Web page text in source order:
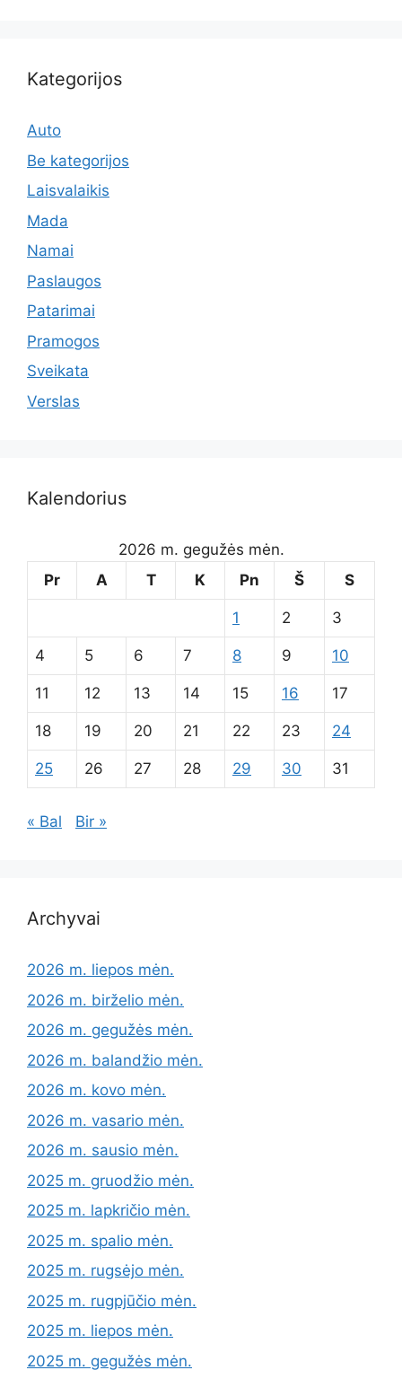
Kategorijos
Auto
Be kategorijos
Laisvalaikis
Mada
Namai
Paslaugos
Patarimai
Pramogos
Sveikata
Verslas
Kalendorius
2026 m. gegužės mėn.
Pr
A T K Pn Š S
1 2 3
4 5 6 7 8 9 10
11 12 13 14 15 16 17
18 19 20 21 22 23 24
25 26 27 28 29 30 31
« Bal Bir »
Archyvai
2026 m. liepos mėn.
2026 m. birželio mėn.
2026 m. gegužės mėn.
2026 m. balandžio mėn.
2026 m. kovo mėn.
2026 m. vasario mėn.
2026 m. sausio mėn.
2025 m. gruodžio mėn.
2025 m. lapkričio mėn.
2025 m. spalio mėn.
2025 m. rugsėjo mėn.
2025 m. rugpjūčio mėn.
2025 m. liepos mėn.
2025 m. gegužės mėn.